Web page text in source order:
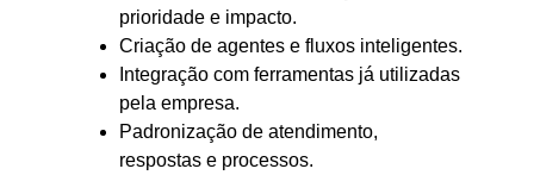
prioridade e impacto.
Criação de agentes e fluxos inteligentes.
Integração com ferramentas já utilizadas
pela empresa.
Padronização de atendimento,
respostas e processos.